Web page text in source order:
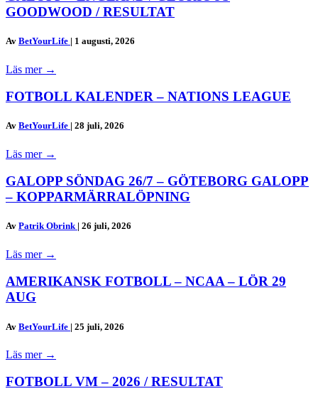
GOODWOOD / RESULTAT
Av BetYourLife | 1 augusti, 2026
Läs mer →
FOTBOLL KALENDER – NATIONS LEAGUE
Av BetYourLife | 28 juli, 2026
Läs mer →
GALOPP SÖNDAG 26/7 – GÖTEBORG GALOPP
– KOPPARMÄRRALÖPNING
Av Patrik Obrink | 26 juli, 2026
Läs mer →
AMERIKANSK FOTBOLL – NCAA – LÖR 29
AUG
Av BetYourLife | 25 juli, 2026
Läs mer →
FOTBOLL VM – 2026 / RESULTAT